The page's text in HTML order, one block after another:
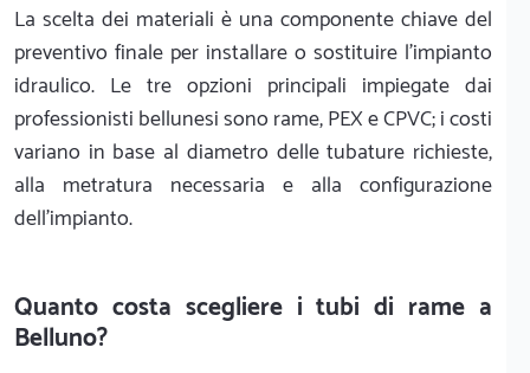
La scelta dei materiali è una componente chiave del
preventivo finale per installare o sostituire l'impianto
idraulico. Le tre opzioni principali impiegate dai
professionisti bellunesi sono rame, PEX e CPVC; i costi
variano in base al diametro delle tubature richieste,
alla metratura necessaria e alla configurazione
dell'impianto.
Quanto costa scegliere i tubi di rame a
Belluno?